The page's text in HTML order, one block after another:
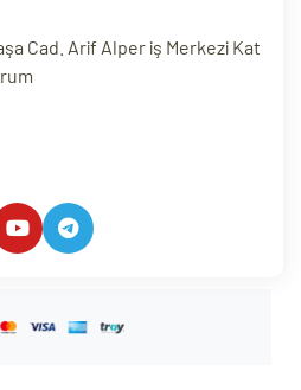
Cad. Arif Alper iş Merkezi Kat